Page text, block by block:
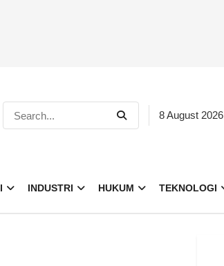
8 August 2026
INDUSTRI HUKUM TEKNOLOGI